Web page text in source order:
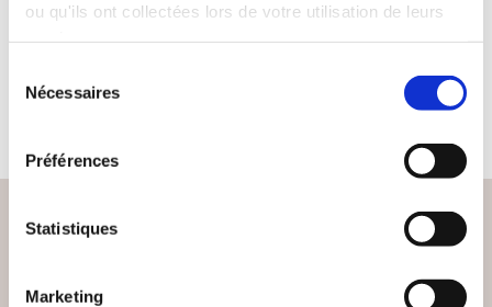
ou qu'ils ont collectées lors de votre utilisation de leurs
Nécessaires
Préférences
Statistiques
Marketing